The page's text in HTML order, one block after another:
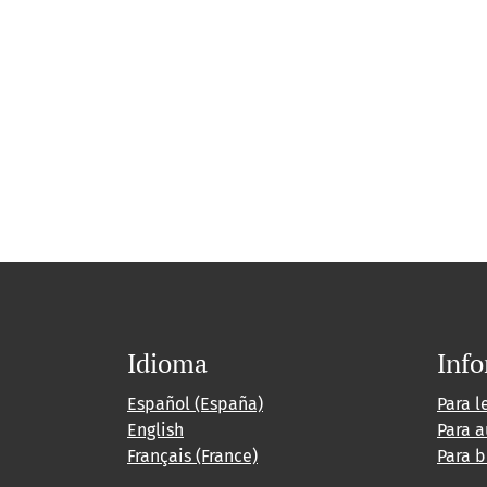
Idioma
Español (España)
English
Français (France)
Para
Para
Para